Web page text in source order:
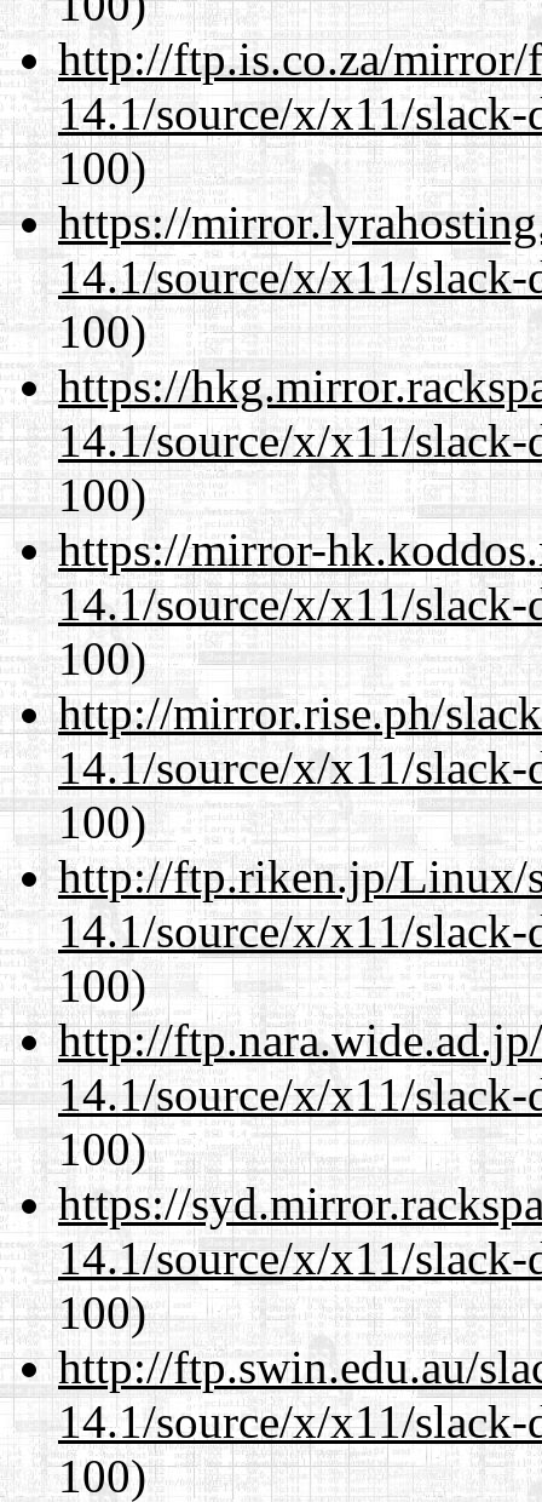
http://ftp.is.co.za/mirror/
14.1/source/x/x11/
100)
https://
14.1/source/x/x11/
100)
https://
14.1/source/x/x11/
100)
https://mirror-
14.1/source/x/x11/
100)
http://mirror.rise.ph/
14.1/source/x/x11/
100)
http://ftp.riken.jp/Linux/
14.1/source/x/x11/
100)
http://
14.1/source/x/x11/
100)
https://
14.1/source/x/x11/
100)
http://ftp.swin.edu.au/
14.1/source/x/x11/
100)